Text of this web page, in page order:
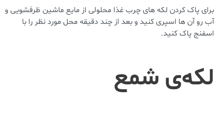
برای پاک کردن لکه های چرب غذا محلولی از مایع ماشین ظرفشویی و
آب رو آن ها اسپری کنید و بعد از چند دقیقه محل مورد نظر را با
اسفنج پاک کنید.
لکه‌ی شمع